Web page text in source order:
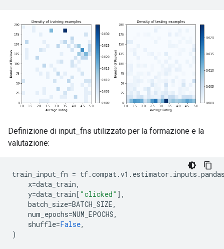
Definizione di input_fns utilizzato per la formazione e la
valutazione:
train_input_fn = tf.compat.v1 . estimator . inputs .
x=data_train,
y=data_train[ "clicked" ],
batch_size=BATCH_SIZE,
num_epochs=NUM_EPOCHS,
shuffle=False,
)